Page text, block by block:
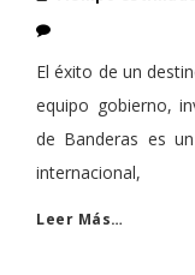
El éxito de un
equipo gobierno,
de Banderas es
internacional,
Leer Más…